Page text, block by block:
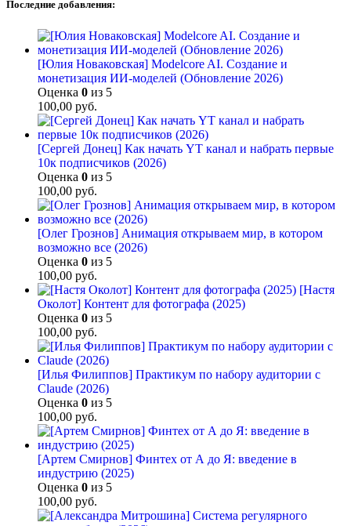
Последние добавления:
[Юлия Новаковская] Modelcore AI. Создание и
монетизация ИИ-моделей (Обновление 2026)
Оценка 0 из 5
100,00 руб.
[Сергей Донец] Как начать YT канал и набрать первые
10к подписчиков (2026)
Оценка 0 из 5
100,00 руб.
[Олег Грознов] Анимация открываем мир, в котором
возможно все (2026)
Оценка 0 из 5
100,00 руб.
[Настя
Околот] Контент для фотографа (2025)
Оценка 0 из 5
100,00 руб.
[Илья Филиппов] Практикум по набору аудитории с
Claude (2026)
Оценка 0 из 5
100,00 руб.
[Артем Смирнов] Финтех от А до Я: введение в
индустрию (2025)
Оценка 0 из 5
100,00 руб.